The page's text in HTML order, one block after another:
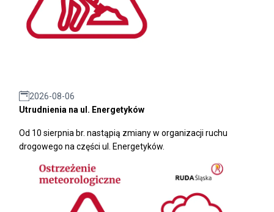
2026-08-06
Utrudnienia na ul. Energetyków
Od 10 sierpnia br. nastąpią zmiany w organizacji ruchu
drogowego na części ul. Energetyków.